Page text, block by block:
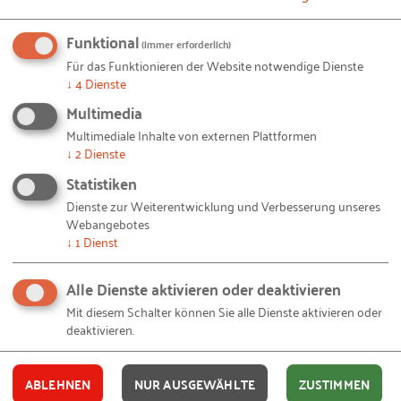
- von Lena Heckmann
- von Laura Franz
Funktional(immer erforderlich)
Für das Funktionieren der Website notwendige Dienste
↓ 4Dienste
Multimedia
Multimediale Inhalte von externen Plattformen
↓ 2Dienste
Statistiken
Dienste zur Weiterentwicklung und Verbesserung unseres
Webangebotes
↓ 1 Dienst
Alle Dienste aktivieren oder deaktivieren
Mit diesem Schalter können Sie alle Dienste aktivieren oder
deaktivieren.
ABLEHNEN NUR AUSGEWÄHLTE ZUSTIMMEN